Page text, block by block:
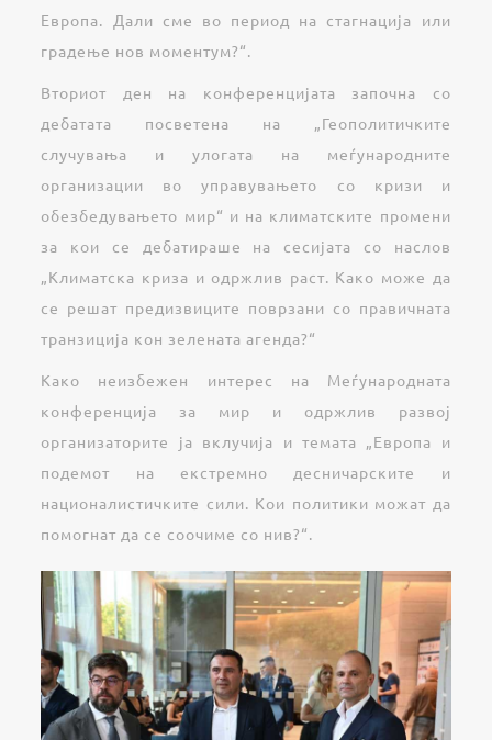
Европа. Дали сме во период на стагнација или
градење нов моментум?“.
Вториот ден на конференцијата започна со
дебатата посветена на „Геополитичките
случувања и улогата на меѓународните
организации во управувањето со кризи и
обезбедувањето мир“ и на климатските промени
за кои се дебатираше на сесијата со наслов
„Климатска криза и одржлив раст. Како може да
се решат предизвиците поврзани со правичната
транзиција кон зелената агенда?“
Како неизбежен интерес на Меѓународната
конференција за мир и одржлив развој
организаторите ја вклучија и темата „Европа и
подемот на екстремно десничарските и
националистичките сили. Кои политики можат да
помогнат да се соочиме со нив?“.